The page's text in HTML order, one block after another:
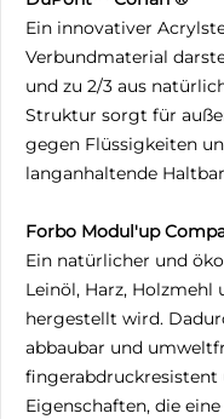
Ein innovativer
Verbundmaterial
und zu 2/3 aus
Struktur sorgt für
gegen Flüssigkeiten
langanhaltende
Forbo Modul'up
Ein natürlicher und
Leinöl, Harz,
hergestellt wird.
abbaubar und
Eigenschaften, die